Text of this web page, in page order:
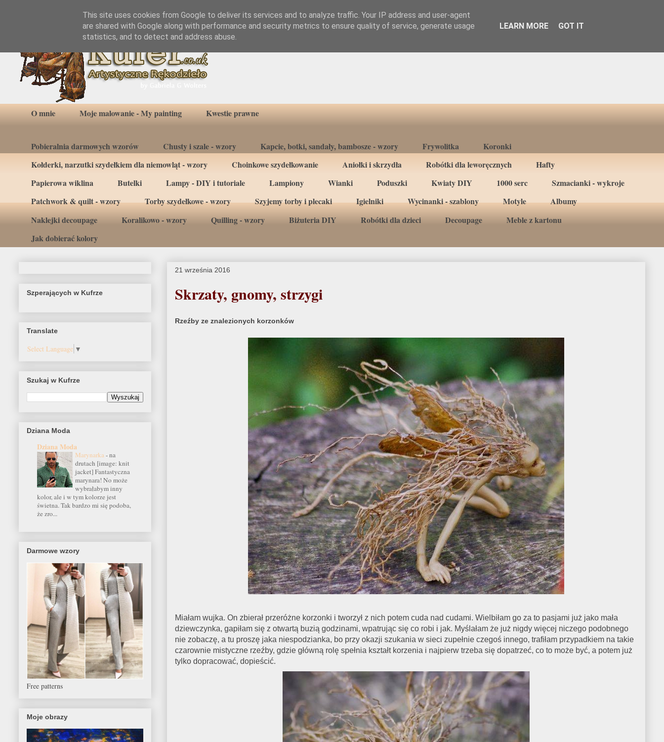
O mnie Moje malowanie - My painting Kwestie prawne
Pobieralnia darmowych wzorów Chusty i szale - wzory Kapcie, botki, sandały, bambosze - wzory Frywolitka
Koronki
Kołderki, narzutki szydełkiem dla niemowląt - wzory
Choinkowe szydełkowanie Aniołki i skrzydła Robótki dla leworęcznych
Hafty
Papierowa wiklina
Butelki Lampy - DIY i tutoriale Lampiony Wianki Poduszki Kwiaty DIY 1000 serc
Szmacianki - wykroje
Patchwork & quilt - wzory
Torby szydełkowe - wzory Szyjemy torby i plecaki Igielniki Wycinanki - szablony Motyle
Albumy
Naklejki decoupage
Koralikowo - wzory Quilling - wzory Biżuteria DIY Robótki dla dzieci Decoupage
Meble z kartonu
Jak dobierać kolory
21 września 2016
Skrzaty, gnomy, strzygi
Rzeźby ze znalezionych korzonków
Miałam wujka. On zbierał przeróżne korzonki i tworzył z nich potem cuda nad cudami. Wielbiłam go za to pasjami już jako mała
dziewczynka, gapiłam się z otwartą buzią godzinami, wpatrując się co robi i jak. Myślałam że już nigdy więcej niczego podobnego
nie zobaczę, a tu proszę jaka niespodzianka, bo przy okazji szukania w sieci zupełnie czegoś innego, trafiłam przypadkiem na takie
czarownie mistyczne rzeźby, gdzie główną rolę spełnia kształt korzenia i najpierw trzeba się dopatrzeć, co to może być, a potem już
tylko dopracować, dopieścić.
Szperających w Kufrze
Translate
Select Language ▼
Szukaj w Kufrze
Dziana Moda
Dziana Moda
Marynarka-na
drutach [image: knit
jacket] Fantastyczna
marynara! No może
wybrałabym inny
kolor, ale i w tym kolorze jest
świetna. Tak bardzo mi się podoba,
że zro...
Darmowe wzory
Free patterns
Moje obrazy
This site uses cookies from Google to deliver its services and to analyze traffic. Your IP address and user-agent
are shared with Google along with performance and security metrics to ensure quality of service, generate usage
statistics, and to detect and address abuse.
LEARN MORE GOT IT